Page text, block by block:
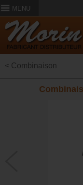
MENU
< Combinaison